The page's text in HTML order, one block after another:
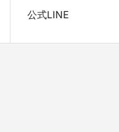
公式LINE